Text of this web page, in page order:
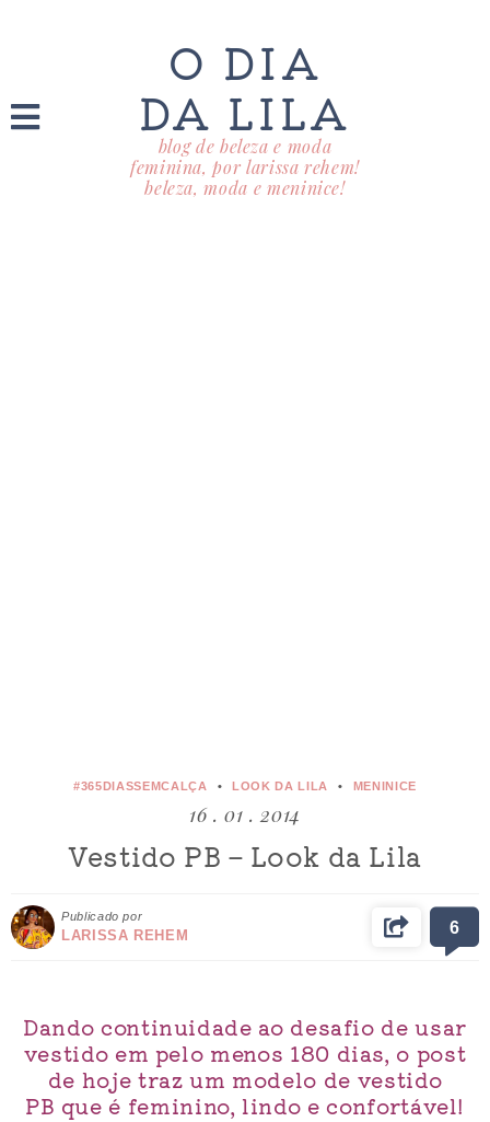
O DIA
DA LILA
blog de beleza e moda
feminina, por larissa rehem!
beleza, moda e meninice!
#365DIASSEMCALÇA LOOK DA LILA MENINICE
16 . 01 . 2014
Vestido PB – Look da Lila
Publicado por
LARISSA REHEM 6
Dando continuidade ao desafio de usar
vestido em pelo menos 180 dias, o post
de hoje traz um modelo de vestido
PB que é feminino, lindo e confortável!